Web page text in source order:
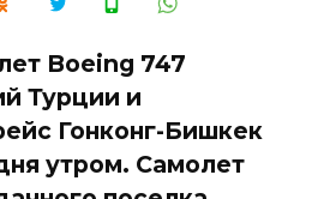
Boeing 747
Турции и
Гонконг-Бишкек
утром. Самолет